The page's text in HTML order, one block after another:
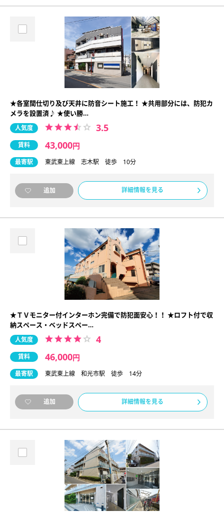
★各室間仕切り及び天井に防音シート施工！ ★共用部分には、防犯カ
メラを設置済♪ ★使い勝…
人気度 3.5
賃料 43,000円
最寄駅 東武東上線 志木駅 徒歩 10分
追加 詳細情報を見る
★ＴＶモニター付インターホン完備で防犯面安心！！ ★ロフト付で収
納スペース・ベッドスペー…
人気度 4
賃料 46,000円
最寄駅 東武東上線 和光市駅 徒歩 14分
追加 詳細情報を見る